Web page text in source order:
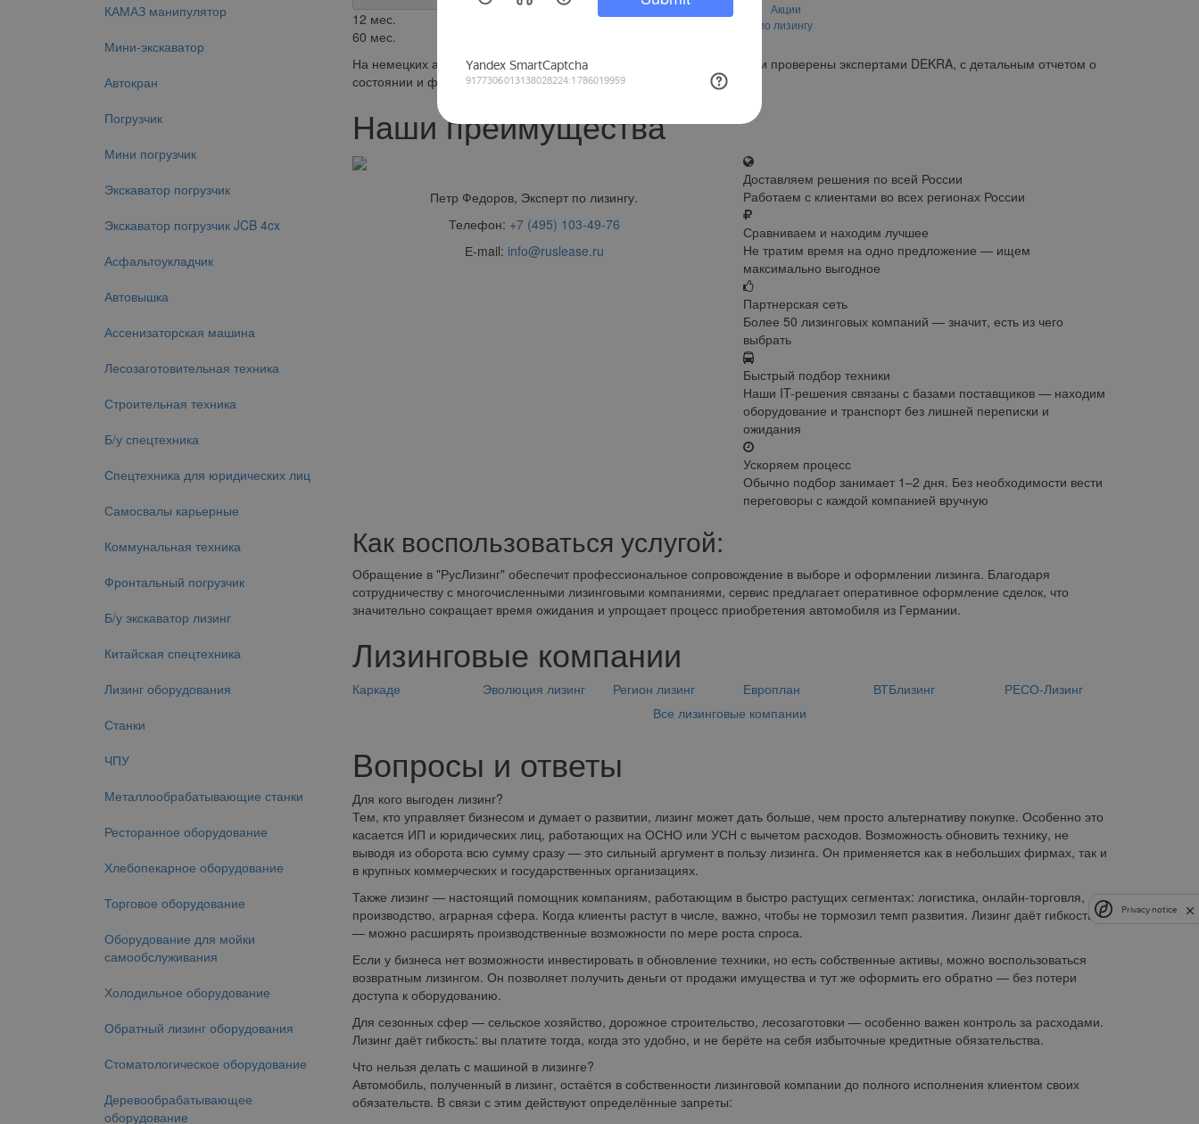
КАМАЗ манипулятор
Мини-экскаватор
Автокран
Погрузчик
Мини погрузчик
Экскаватор погрузчик
Экскаватор погрузчик JCB 4cx
Асфальтоукладчик
Автовышка
Ассенизаторская машина
Лесозаготовительная техника
Строительная техника
Б/у спецтехника
Спецтехника для юридических лиц
Самосвалы карьерные
Коммунальная техника
Фронтальный погрузчик
Б/у экскаватор лизинг
Китайская спецтехника
Лизинг оборудования
Станки
ЧПУ
Металлообрабатывающие станки
Ресторанное оборудование
Хлебопекарное оборудование
Торговое оборудование
Оборудование для мойки
самообслуживания
Холодильное оборудование
Обратный лизинг оборудования
Стоматологическое оборудование
Деревообрабатывающее
оборудование
12 мес.
60 мес.
Оставить
Акции
по лизингу
На немецких аукционах можно найти автомобили, которые оценены и проверены экспертами DEKRA, с детальным отчетом о
состоянии и фотографиями, облегчающими выбор.
Наши преимущества
Петр Федоров, Эксперт по лизингу.
Телефон: +7 (495) 103-49-76
Е-mail: info@ruslease.ru
Доставляем решения по всей России
Работаем с клиентами во всех регионах России
Сравниваем и находим лучшее
Не тратим время на одно предложение — ищем
максимально выгодное
Партнерская сеть
Более 50 лизинговых компаний — значит, есть из чего
выбрать
Быстрый подбор техники
Наши IT-решения связаны с базами поставщиков — находим
оборудование и транспорт без лишней переписки и
ожидания
Ускоряем процесс
Обычно подбор занимает 1–2 дня. Без необходимости вести
переговоры с каждой компанией вручную
Как воспользоваться услугой:
Обращение в "РусЛизинг" обеспечит профессиональное сопровождение в выборе и оформлении лизинга. Благодаря
сотрудничеству с многочисленными лизинговыми компаниями, сервис предлагает оперативное оформление сделок, что
значительно сокращает время ожидания и упрощает процесс приобретения автомобиля из Германии.
Лизинговые компании
Каркаде Эволюция лизинг Регион лизинг Европлан ВТБлизинг
РЕСО-Лизинг
Все лизинговые компании
Вопросы и ответы
Для кого выгоден лизинг?
Тем, кто управляет бизнесом и думает о развитии, лизинг может дать больше, чем просто альтернативу покупке. Особенно это
касается ИП и юридических лиц, работающих на ОСНО или УСН с вычетом расходов. Возможность обновить технику, не
выводя из оборота всю сумму сразу — это сильный аргумент в пользу лизинга. Он применяется как в небольших фирмах, так и
в крупных коммерческих и государственных организациях.
Также лизинг — настоящий помощник компаниям, работающим в быстро растущих сегментах: логистика, онлайн-торговля,
производство, аграрная сфера. Когда клиенты растут в числе, важно, чтобы не тормозил темп развития. Лизинг даёт гибкость
— можно расширять производственные возможности по мере роста спроса.
Если у бизнеса нет возможности инвестировать в обновление техники, но есть собственные активы, можно воспользоваться
возвратным лизингом. Он позволяет получить деньги от продажи имущества и тут же оформить его обратно — без потери
доступа к оборудованию.
Для сезонных сфер — сельское хозяйство, дорожное строительство, лесозаготовки — особенно важен контроль за расходами.
Лизинг даёт гибкость: вы платите тогда, когда это удобно, и не берёте на себя избыточные кредитные обязательства.
Что нельзя делать с машиной в лизинге?
Автомобиль, полученный в лизинг, остаётся в собственности лизинговой компании до полного исполнения клиентом своих
обязательств. В связи с этим действуют определённые запреты:
Privacy notice